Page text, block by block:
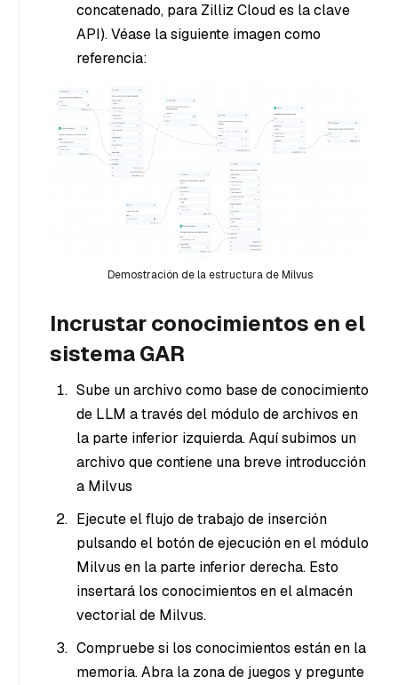
concatenado, para Zilliz Cloud es la clave
API). Véase la siguiente imagen como
referencia:
Demostración de la estructura de Milvus
Incrustar conocimientos en el
sistema GAR
Sube un archivo como base de conocimiento
de LLM a través del módulo de archivos en
la parte inferior izquierda. Aquí subimos un
archivo que contiene una breve introducción
a Milvus
Ejecute el flujo de trabajo de inserción
pulsando el botón de ejecución en el módulo
Milvus en la parte inferior derecha. Esto
insertará los conocimientos en el almacén
vectorial de Milvus.
Compruebe si los conocimientos están en la
memoria. Abra la zona de juegos y pregunte